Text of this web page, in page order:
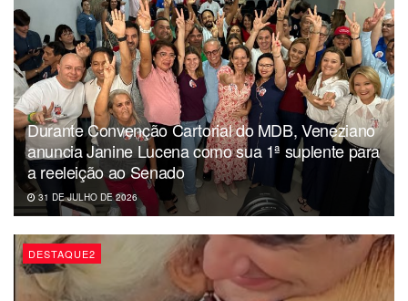
Durante Convenção Cartorial do MDB, Veneziano
anuncia Janine Lucena como sua 1ª suplente para
a reeleição ao Senado
31 DE JULHO DE 2026
DESTAQUE2